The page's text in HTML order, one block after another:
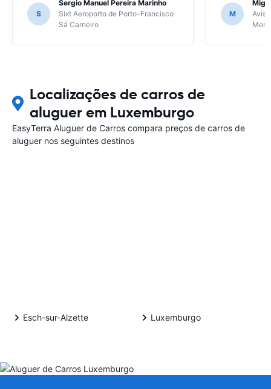
S
Sergio Manuel Pereira Marinho
Sixt Aeroporto de Porto-Francisco
Sá Carneiro
M
Avis
Localizações de carros de
aluguer em Luxemburgo
EasyTerra Aluguer de Carros compara preços de carros de
aluguer nos seguintes destinos
Esch-sur-Alzette Luxemburgo